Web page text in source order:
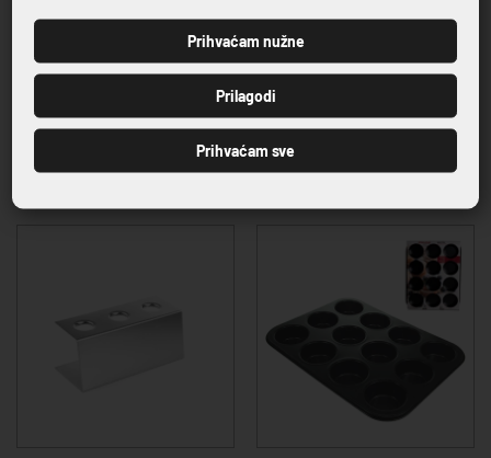
KALUP ZA OBLIKOVANJE 5/1
18,85 €
SEMI-SPHERE
PRIJAVI SE
Prihvaćam nužne
Prilagodi
Prihvaćam sve